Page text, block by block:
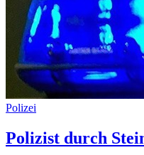
Polizei
Polizist durch